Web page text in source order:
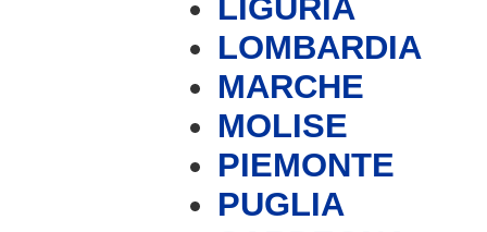
LIGURIA
LOMBARDIA
MARCHE
MOLISE
PIEMONTE
PUGLIA